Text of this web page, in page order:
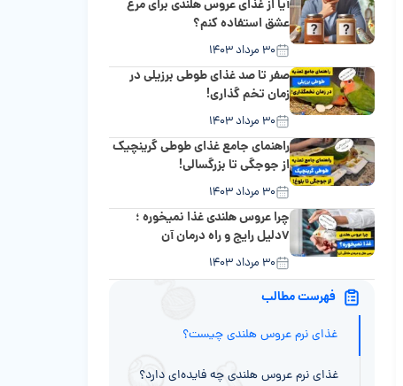
آیا از غذای عروس هلندی برای مرغ
عشق استفاده کنم؟
۳۰ مرداد ۱۴۰۳
صفر تا صد غذای طوطی برزیلی در
زمان تخم گذاری!
۳۰ مرداد ۱۴۰۳
راهنمای جامع غذای طوطی گرینچیک
از جوجگی تا بزرگسالی!
۳۰ مرداد ۱۴۰۳
چرا عروس هلندی غذا نمیخوره ؛
۷دلیل رایج و راه درمان آن
۳۰ مرداد ۱۴۰۳
فهرست مطالب
غذای نرم عروس هلندی چیست؟
غذای نرم عروس هلندی چه فایده‌ای دارد؟